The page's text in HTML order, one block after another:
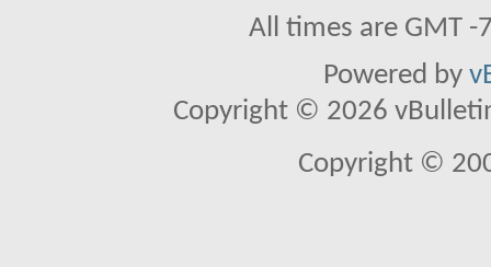
All times are GMT
Powered by
Copyright © 2026
Copyright ©